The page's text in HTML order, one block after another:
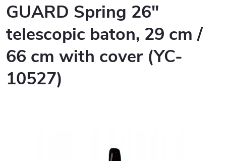
GUARD Spring 26"
telescopic baton, 29 cm /
66 cm with cover (YC-
10527)